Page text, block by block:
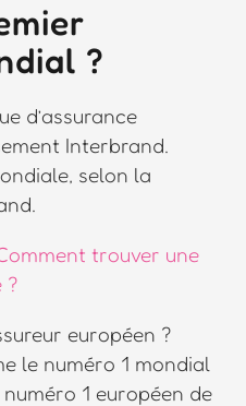
?
d’assurance
Interbrand.
selon la
trouver une
?
européen ?
le numéro 1 mondial
numéro 1 européen de